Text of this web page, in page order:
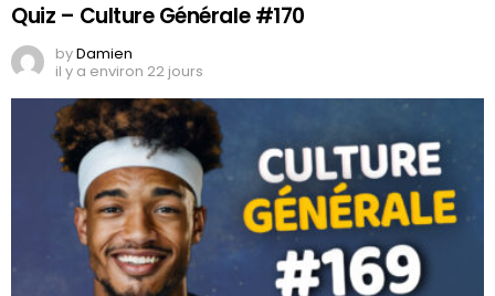
Quiz – Culture Générale #170
byDamien
il y a environ 22 jours